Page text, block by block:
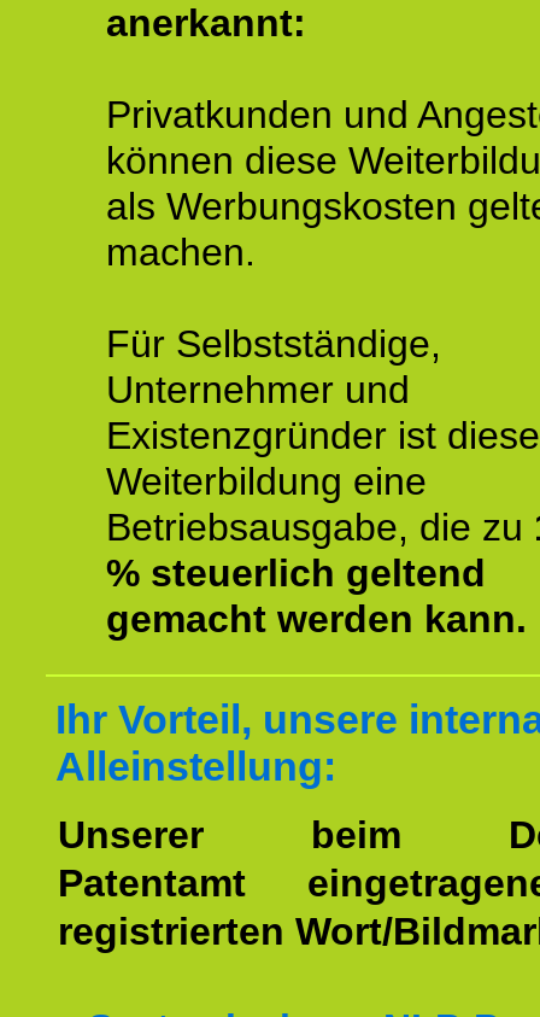
anerkannt:
Privatkunden und
können diese
als Werbungskosten
machen.
Für Selbstständige,
Unternehmer und
Existenzgründer ist diese
Weiterbildung eine
Betriebsausgabe, die zu
% steuerlich geltend
gemacht werden kann.
Ihr Vorteil, unsere
Alleinstellung:
Unserer beim
Patentamt
registrierten Wort/